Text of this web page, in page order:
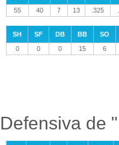
55
40 7 13 .325
SH SF DB BB
SO
0
0 0 15 6
Defensiva de